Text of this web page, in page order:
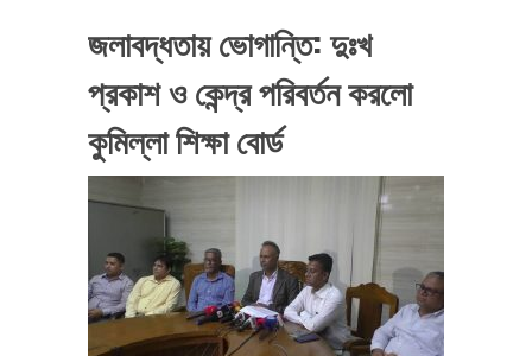
জলাবদ্ধতায় ভোগান্তি: দুঃখ
প্রকাশ ও কেন্দ্র পরিবর্তন করলো
কুমিল্লা শিক্ষা বোর্ড